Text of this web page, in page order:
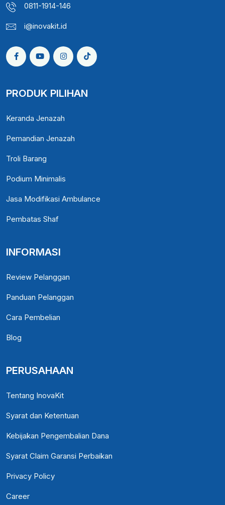
0811-1914-146
i@inovakit.id
PRODUK PILIHAN
Keranda Jenazah
Pemandian Jenazah
Troli Barang
Podium Minimalis
Jasa Modifikasi Ambulance
Pembatas Shaf
INFORMASI
Review Pelanggan
Panduan Pelanggan
Cara Pembelian
Blog
PERUSAHAAN
Tentang InovaKit
Syarat dan Ketentuan
Kebijakan Pengembalian Dana
Syarat Claim Garansi Perbaikan
Privacy Policy
Career